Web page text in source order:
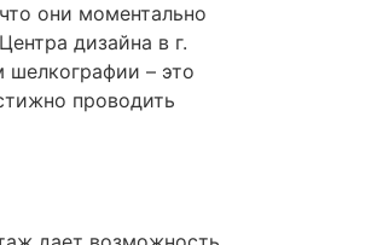
они моментально
дизайна в г.
шелкографии – это
проводить